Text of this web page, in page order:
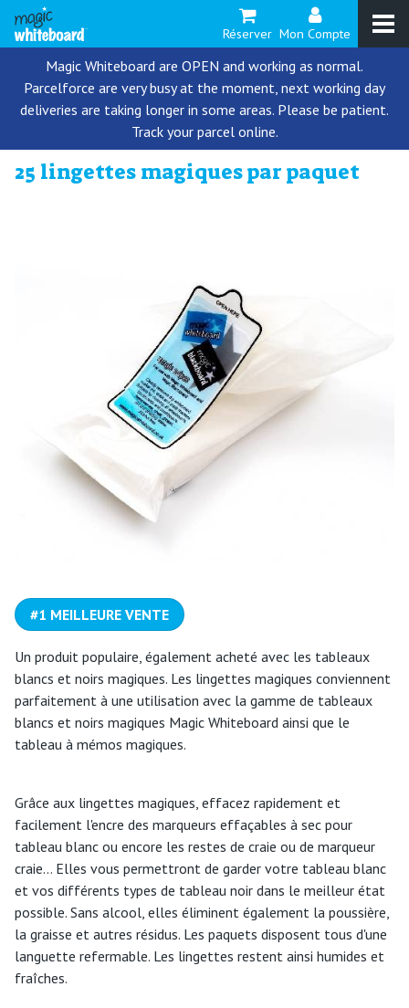
Réserver Mon Compte
Magic Whiteboard are OPEN and working as normal.
Parcelforce are very busy at the moment, next working day
deliveries are taking longer in some areas. Please be patient.
Track your parcel online.
25 lingettes magiques par paquet
#1 MEILLEURE VENTE
Un produit populaire, également acheté avec les tableaux
blancs et noirs magiques. Les lingettes magiques conviennent
parfaitement à une utilisation avec la gamme de tableaux
blancs et noirs magiques Magic Whiteboard ainsi que le
tableau à mémos magiques.
Grâce aux lingettes magiques, effacez rapidement et
facilement l'encre des marqueurs effaçables à sec pour
tableau blanc ou encore les restes de craie ou de marqueur
craie… Elles vous permettront de garder votre tableau blanc
et vos différents types de tableau noir dans le meilleur état
possible. Sans alcool, elles éliminent également la poussière,
la graisse et autres résidus. Les paquets disposent tous d'une
languette refermable. Les lingettes restent ainsi humides et
fraîches.